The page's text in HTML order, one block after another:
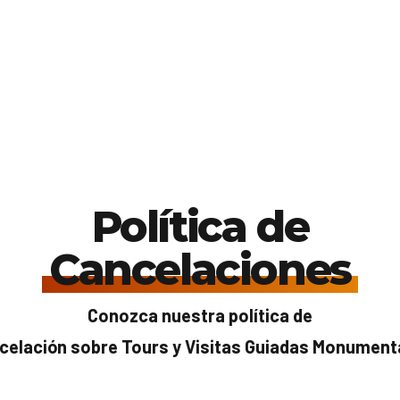
Política de
Cancelaciones
Conozca nuestra política de
sobre Tours y Visitas Guiadas